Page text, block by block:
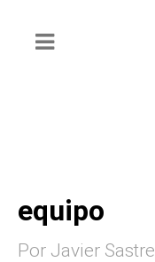
equipo
Por Javier Sastre